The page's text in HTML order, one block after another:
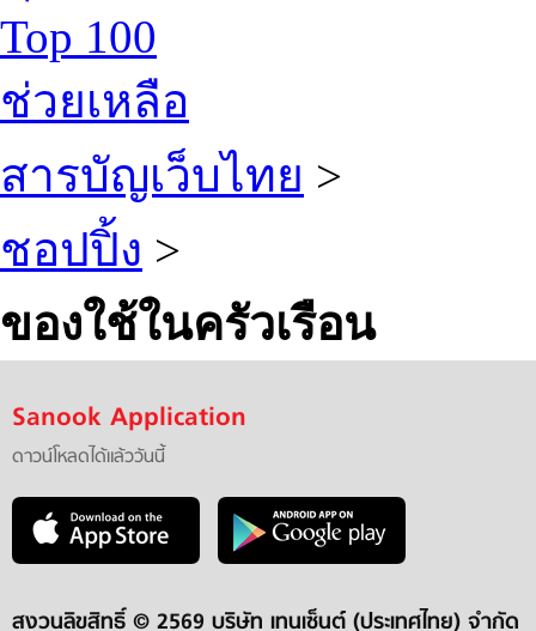
Top 100
ช่วยเหลือ
สารบัญเว็บไทย >
ชอปปิ้ง >
ของใช้ในครัวเรือน
Sanook Application
ดาวน์โหลดได้แล้ววันนี้
สงวนลิขสิทธิ์ © 2569 บริษัท เทนเซ็นต์ (ประเทศไทย) จำกัด